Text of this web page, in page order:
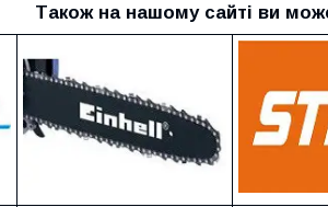
Також на нашому сайті ви